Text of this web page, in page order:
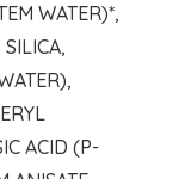
WATER)*,
SILICA,
ACID (P-